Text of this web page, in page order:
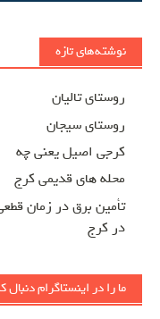
نوشته‌های تازه
روستای تالیان
روستای سیجان
کرجی اصیل یعنی چه
محله های قدیمی کرج
تأمین برق در زمان
در کرج
ما را در اینستاگرام دنبال